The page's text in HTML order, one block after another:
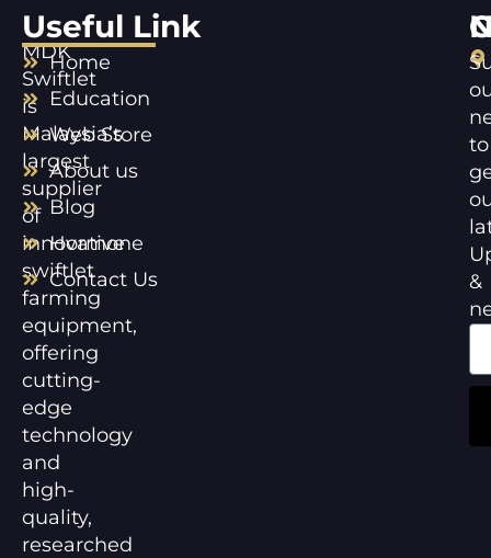
MDK
Swiftlet
is
Malaysia’s
largest
supplier
of
innovative
swiftlet
farming
equipment,
offering
cutting-
edge
technology
and
high-
quality,
researched
Useful Link
Home
Education
Web Store
About us
Blog
Hormone
Contact Us
to
&